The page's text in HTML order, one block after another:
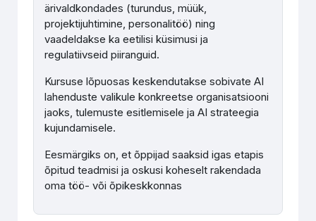
ärivaldkondades (turundus, müük,
projektijuhtimine, personalitöö) ning
vaadeldakse ka eetilisi küsimusi ja
regulatiivseid piiranguid.
Kursuse lõpuosas keskendutakse sobivate AI
lahenduste valikule konkreetse organisatsiooni
jaoks, tulemuste esitlemisele ja AI strateegia
kujundamisele.
Eesmärgiks on, et õppijad saaksid igas etapis
õpitud teadmisi ja oskusi koheselt rakendada
oma töö- või õpikeskkonnas